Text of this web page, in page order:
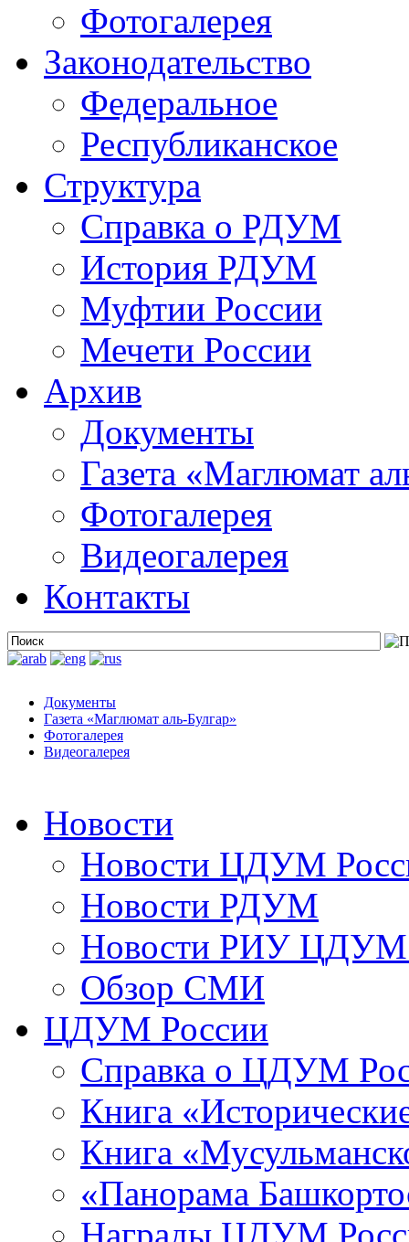
Фотогалерея
Законодательство
Федеральное
Республиканское
Структура
Справка о РДУМ
История РДУМ
Муфтии России
Мечети России
Архив
Документы
Газета «Маглюмат
Фотогалерея
Видеогалерея
Контакты
Документы
Газета «Маглюмат аль-Булгар»
Фотогалерея
Видеогалерея
Новости
Новости ЦДУМ
Новости РДУМ
Новости РИУ ЦДУМ
Обзор СМИ
ЦДУМ России
Справка о ЦДУМ
Книга
Книга
«Панорама